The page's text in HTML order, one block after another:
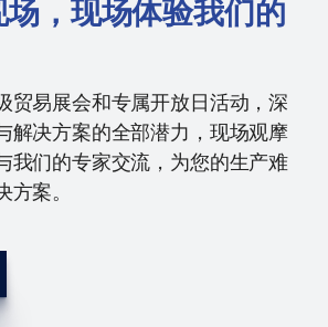
，现场体验我们的
贸易展会和专属开放日活动，深
解决方案的全部潜力，现场观摩
我们的专家交流，为您的生产难
案。